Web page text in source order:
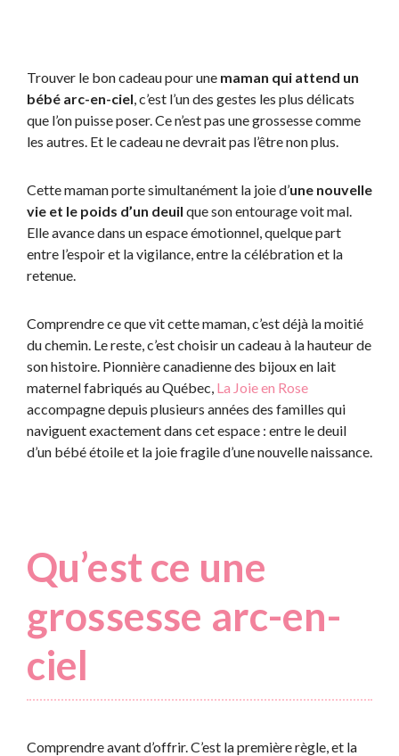
Trouver le bon cadeau pour une maman qui attend un
bébé arc-en-ciel, c’est l’un des gestes les plus délicats
que l’on puisse poser. Ce n’est pas une grossesse comme
les autres. Et le cadeau ne devrait pas l’être non plus.
Cette maman porte simultanément la joie d’une nouvelle
vie et le poids d’un deuil que son entourage voit mal.
Elle avance dans un espace émotionnel, quelque part
entre l’espoir et la vigilance, entre la célébration et la
retenue.
Comprendre ce que vit cette maman, c’est déjà la moitié
du chemin. Le reste, c’est choisir un cadeau à la hauteur de
son histoire. Pionnière canadienne des bijoux en lait
maternel fabriqués au Québec, La Joie en Rose
accompagne depuis plusieurs années des familles qui
naviguent exactement dans cet espace : entre le deuil
d’un bébé étoile et la joie fragile d’une nouvelle naissance.
Qu’est ce une
grossesse arc-en-
ciel
Comprendre avant d’offrir. C’est la première règle, et la